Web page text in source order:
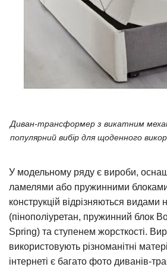
Диван-трансформер з викатним
популярний вибір для щоденного
У модельному ряду є вироби,
ламелями або пружинними
конструкцій відрізняються видами
(пінополіуретан, пружинний блок
Spring) та ступенем жорсткості.
використовують різноманітні
інтернеті є багато фото диванів-